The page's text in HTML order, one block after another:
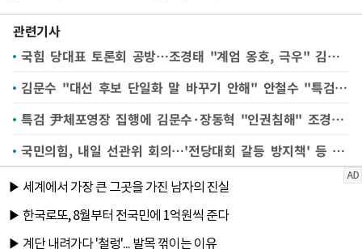
관련기사
국힘 당대표 토론회 공방…조경태 "계엄 옹호, 극우" 김문수 "극우 없다, 프레임 씌우기"
김문수 "대선 후보 단일화 말 바꾸기 안해" 안철수 "특검 연장 막아야"
특검 尹체포영장 집행에 김문수·장동혁 "인권침해" 조경태·안철수 "법치 지켜야"
국민의힘, 내일 선관위 회의…'전당대회 갈등 방지책' 등 논의